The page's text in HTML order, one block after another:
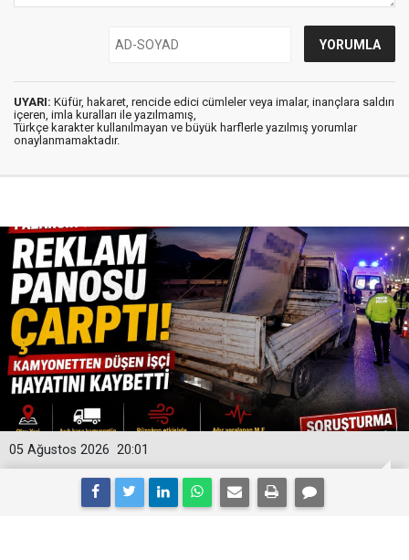
UYARI: Küfür, hakaret, rencide edici cümleler veya imalar, inançlara saldırı
içeren, imla kuralları ile yazılmamış,
Türkçe karakter kullanılmayan ve büyük harflerle yazılmış yorumlar
onaylanmamaktadır.
20:01
05 Ağustos 2026